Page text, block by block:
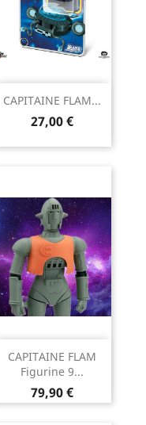
CAPITAINE FLAM...
Prix
27,00 €
CAPITAINE FLAM
Figurine 9...
Prix
79,90 €